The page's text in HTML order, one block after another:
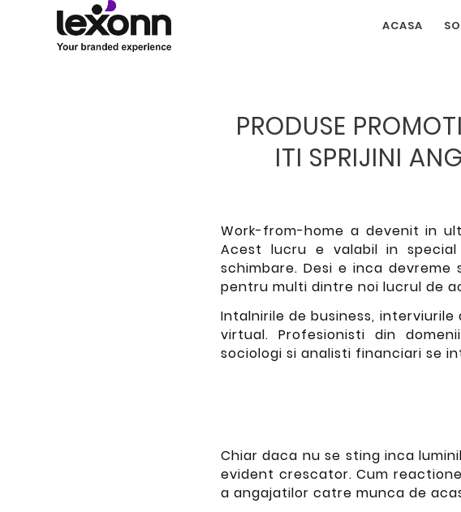
ACASA
PRODUSE
ITI SPRIJINI
Work-from-home a devenit in
Acest lucru e valabil in
schimbare. Desi e inca
pentru multi dintre noi lucrul de
Intalnirile de business,
virtual. Profesionisti din
sociologi si analisti financiari se
Chiar daca nu se sting inca
evident crescator. Cum
a angajatilor catre munca de